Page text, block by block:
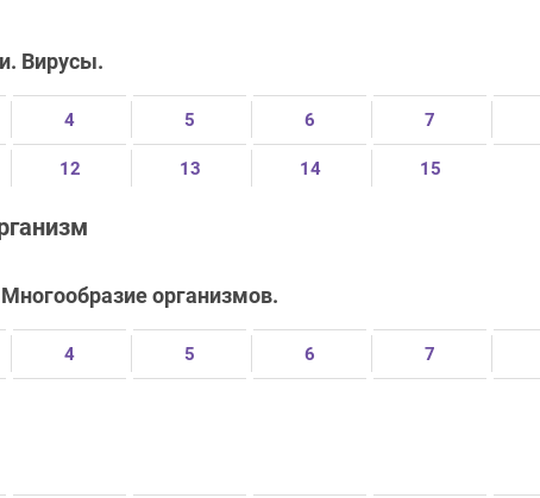
Вирусы.
4 5 6 7
12 13 14 15
организмов.
4 5 6 7